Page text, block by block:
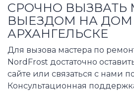
СРОЧНО ВЫЗВАТЬ
ВЫЕЗДОМ НА ДОМ
АРХАНГЕЛЬСКЕ
Для вызова мастера по
NordFrost достаточно
сайте или связаться с нами
Консультационная